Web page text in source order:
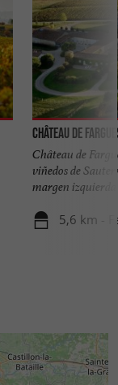
Château de
Château de
viñedos de
margen izquierda
5,6 km -